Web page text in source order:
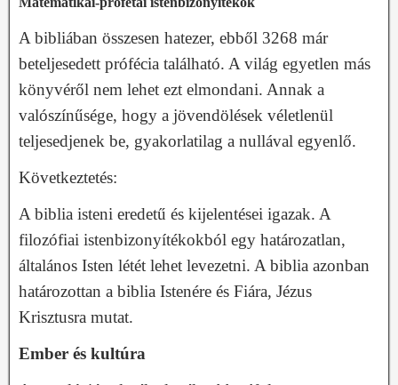
A bibliában összesen hatezer, ebből 3268 már
beteljesedett prófécia található. A világ egyetlen más
könyvéről nem lehet ezt elmondani. Annak a
valószínűsége, hogy a jövendölések véletlenül
teljesedjenek be, gyakorlatilag a nullával egyenlő.
Következtetés:
A biblia isteni eredetű és kijelentései igazak. A
filozófiai istenbizonyítékokból egy határozatlan,
általános Isten létét lehet levezetni. A biblia azonban
határozottan a biblia Istenére és Fiára, Jézus
Krisztusra mutat.
Ember és kultúra